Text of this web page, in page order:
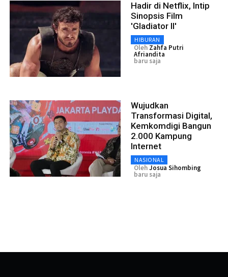
Hadir di Netflix, Intip
Sinopsis Film
'Gladiator II'
HIBURAN
Oleh Zahfa Putri
Afriandita
baru saja
Wujudkan
Transformasi Digital,
Kemkomdigi Bangun
2.000 Kampung
Internet
NASIONAL
OlehJosua Sihombing
baru saja